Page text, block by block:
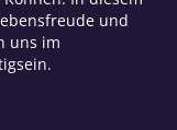
und
uns im